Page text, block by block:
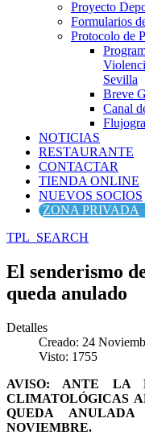
Proyecto
Formularios
Protocolo de
Sevilla
Breve
Canal
NOTICIAS
RESTAURANTE
CONTACTAR
TIENDA ONLINE
NUEVOS SOCIOS
ZONA PRIVADA
TPL_SEARCH
El senderismo
queda anulado
Detalles
Creado: 24
Visto: 1755
AVISO: ANTE LA
CLIMATOLÓGICAS
QUEDA
NOVIEMBRE.